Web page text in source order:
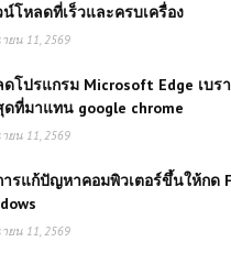
น์โหลดที่เร็วและครบเครื่อง
ยน 11, 2569
โปรแกรม Microsoft Edge เบร
ดที่มาแทน google chrome
ยน 11, 2569
รแก้ปัญหาคอมพิวเตอร์ขึ้นให้กด
ยน 11, 2569